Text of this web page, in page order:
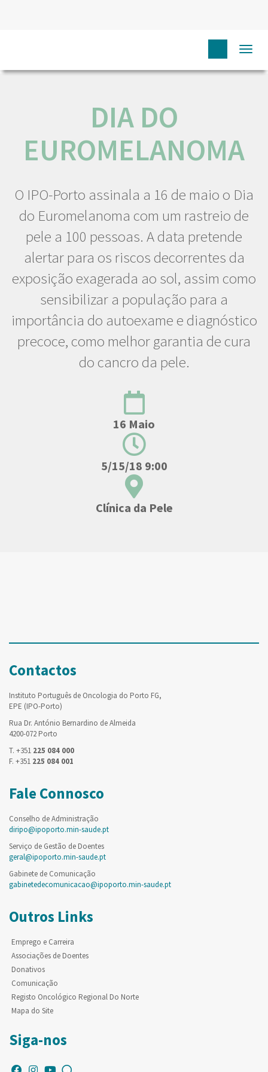
DIA
DIA DO
EUROMELANOMA
O IPO-Porto assinala a 16 de maio o Dia
do Euromelanoma com um rastreio de
pele a 100 pessoas. A data pretende
alertar para os riscos decorrentes da
exposição exagerada ao sol, assim como
sensibilizar a população para a
importância do autoexame e diagnóstico
precoce, como melhor garantia de cura
do cancro da pele.
16 Maio
5/15/18 9:00
Clínica da Pele
Contactos
Instituto Português de Oncologia do Porto FG,
EPE (IPO-Porto)
Rua Dr. António Bernardino de Almeida
4200-072 Porto
T. +351 225 084 000
F. +351 225 084 001
Fale Connosco
Conselho de Administração
diripo@ipoporto.min-saude.pt
Serviço de Gestão de Doentes
geral@ipoporto.min-saude.pt
Gabinete de Comunicação
gabinetedecomunicacao@ipoporto.min-saude.pt
Outros Links
Emprego e Carreira
Associações de Doentes
Donativos
Comunicação
Registo Oncológico Regional Do Norte
Mapa do Site
Siga-nos